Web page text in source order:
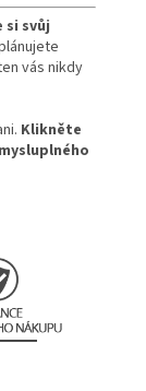
svůj
vás nikdy
Klikněte